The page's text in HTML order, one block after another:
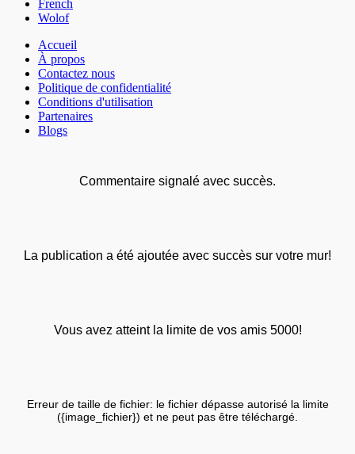
French
Wolof
Accueil
À propos
Contactez nous
Politique de confidentialité
Conditions d'utilisation
Partenaires
Blogs
Commentaire signalé avec succès.
La publication a été ajoutée avec succès sur votre mur!
Vous avez atteint la limite de vos amis 5000!
Erreur de taille de fichier: le fichier dépasse autorisé la limite
({image_fichier}) et ne peut pas être téléchargé.